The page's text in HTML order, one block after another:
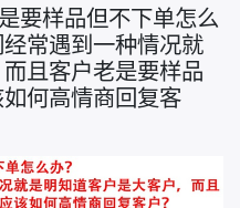
要样品但不下单怎么
常遇到一种情况就
且客户老是要样品
何高情商回复客